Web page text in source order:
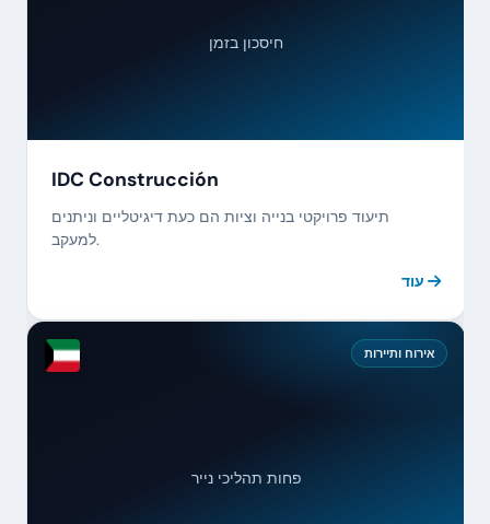
חיסכון בזמן
IDC Construcción
תיעוד פרויקטי בנייה וציות הם כעת דיגיטליים וניתנים
למעקב.
עוד
אירוח ותיירות
פחות תהליכי נייר